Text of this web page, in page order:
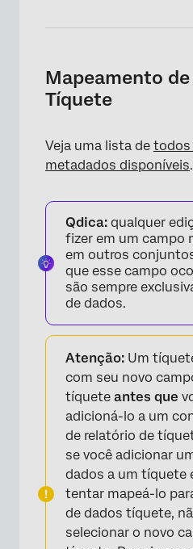
Mapeamento
Tíquete
Veja uma lista de todos
metadados disponíveis.
Qdica: qualquer
fizer em um campo
em outros
que esse campo
são sempre
de dados.
Atenção: Um
com seu novo
tíquete antes que
adicioná-lo a um
de relatório de
se você adicionar
dados a um tíquete
tentar mapeá-lo
de dados tíquete,
selecionar o novo